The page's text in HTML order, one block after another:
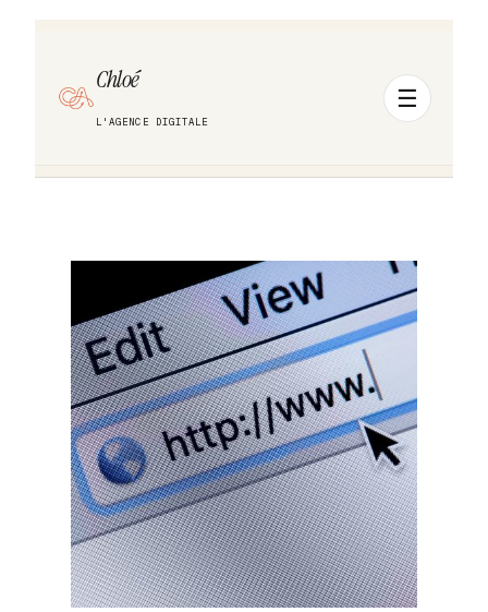
Chloé
L'AGENCE DIGITALE